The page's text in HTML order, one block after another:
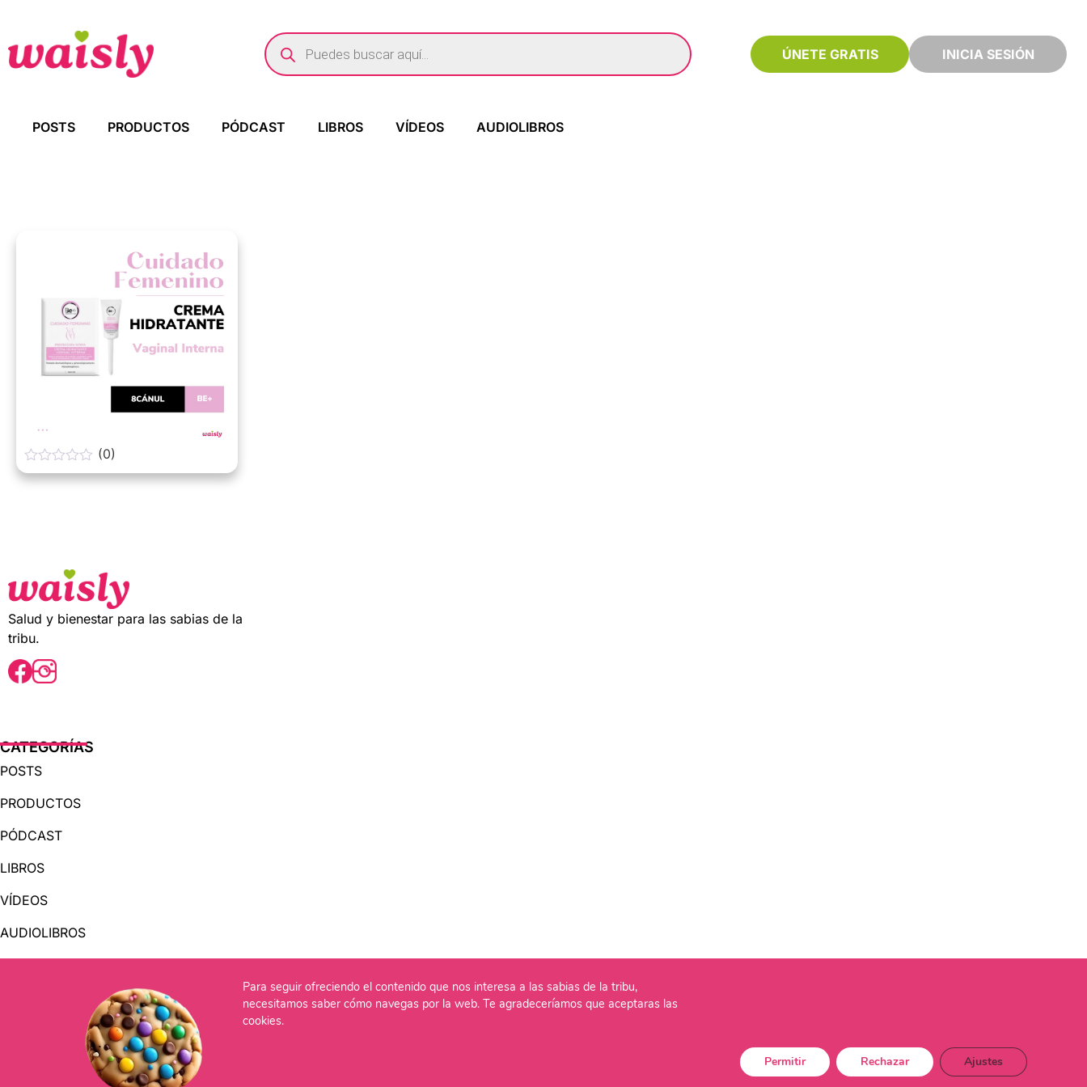
ÚNETE GRATIS INICIA SESIÓN
POSTS PRODUCTOS PÓDCAST LIBROS VÍDEOS AUDIOLIBROS
0
o
(0)
Salud y bienestar para las sabias de la
tribu.
CATEGORÍAS
POSTS
PRODUCTOS
PÓDCAST
LIBROS
VÍDEOS
AUDIOLIBROS
OTRAS PÁGINAS
QUIÉNES SOMOS
Para seguir ofreciendo el contenido que nos interesa a las sabias de la tribu,
necesitamos saber cómo navegas por la web. Te agradeceríamos que aceptaras las
cookies.
Permitir Rechazar Ajustes